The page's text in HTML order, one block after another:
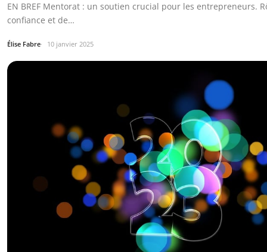
EN BREF Mentorat : un soutien crucial pour les entrepreneurs.
confiance et de…
Élise Fabre 10 janvier 2025